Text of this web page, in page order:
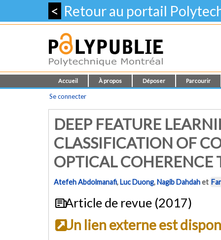
< Retour au portail
Accueil À propos Déposer Parcourir
Se connecter
DEEP FEATURE
CLASSIFICATION OF
OPTICAL COHERENCE
Atefeh Abdolmanafi,Luc Duong,Nagib Dahdahet
Article de revue (2017)
Un lien externe est